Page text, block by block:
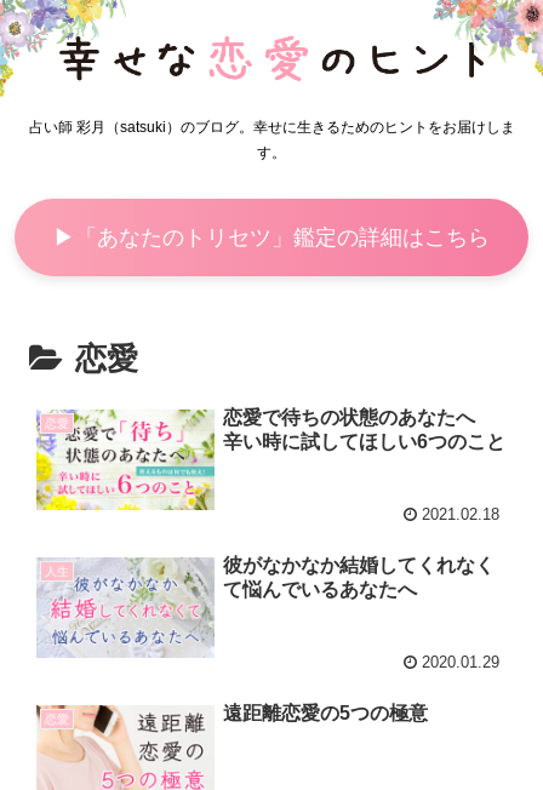
占い師 彩月（satsuki）のブログ。幸せに生きるためのヒントをお届けしま
す。
▶「あなたのトリセツ」鑑定の詳細はこちら
恋愛
恋愛
恋愛で待ちの状態のあなたへ
辛い時に試してほしい6つのこと
2021.02.18
人生
彼がなかなか結婚してくれなく
て悩んでいるあなたへ
2020.01.29
恋愛 遠距離恋愛の5つの極意